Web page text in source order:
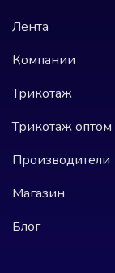
Лента
Компании
Трикотаж
Трикотаж оптом
Производители
Магазин
Блог